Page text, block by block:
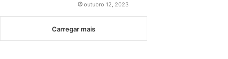
outubro 12, 2023
Carregar mais